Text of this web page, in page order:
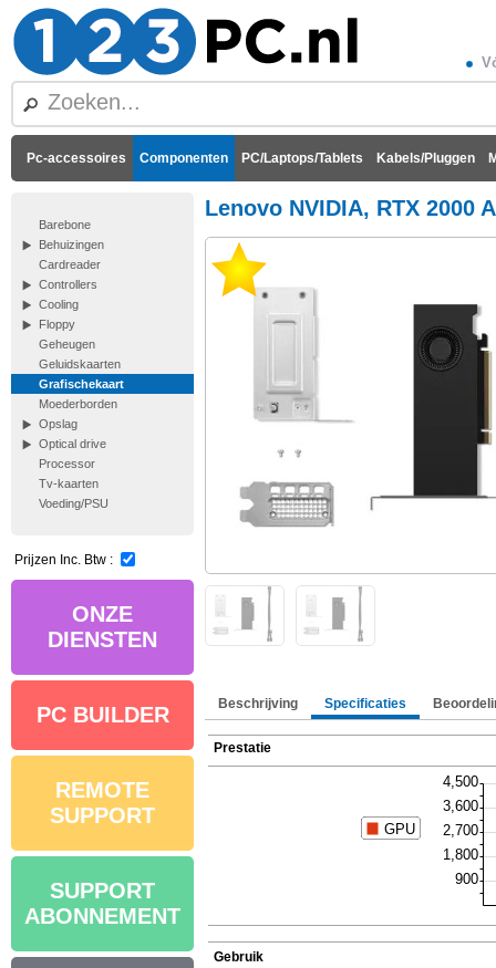
Pc-accessoires Componenten PC/Laptops/Tablets Kabels/Pluggen
Barebone
Behuizingen
Cardreader
Controllers
Cooling
Floppy
Geheugen
Geluidskaarten
Grafischekaart
Moederborden
Opslag
Optical drive
Processor
Tv-kaarten
Voeding/PSU
Prijzen Inc. Btw :
ONZE
DIENSTEN
PC BUILDER
REMOTE
SUPPORT
SUPPORT
ABONNEMENT
Lenovo NVIDIA, RTX 2000
Beschrijving Specificaties
Prestatie
Gebruik